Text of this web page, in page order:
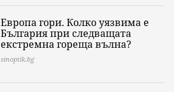
Европа гори. Колко уязвима е
България при следващата
екстремна гореща вълна?
sinoptik.bg